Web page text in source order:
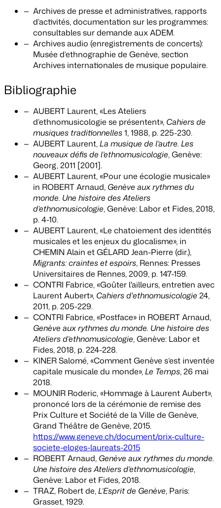
Archives de presse et administratives, rapports
d’activités, documentation sur les programmes:
consultables sur demande aux ADEM.
Archives audio (enregistrements de concerts):
Musée d’ethnographie de Genève, section
Archives internationales de musique populaire.
Bibliographie
AUBERT Laurent, «Les Ateliers
d’ethnomusicologie se présentent», Cahiers de
musiques traditionnelles1, 1988, p. 225-230.
AUBERT Laurent,La musique de l’autre. Les
nouveaux défis de l’ethnomusicologie, Genève:
Georg, 2011 [2001].
AUBERT Laurent, «Pour une écologie musicale»
in ROBERT Arnaud, Genève aux rythmes du
monde. Une histoire des Ateliers
d’ethnomusicologie, Genève: Labor et Fides, 2018,
p. 4-10.
AUBERT Laurent, «Le chatoiement des identités
musicales et les enjeux du glocalisme», in
CHEMIN Alain et GÉLARD Jean-Pierre (dir.),
Migrants: craintes et espoirs, Rennes: Presses
Universitaires de Rennes, 2009, p. 147-159.
CONTRI Fabrice, «Goûter l'ailleurs, entretien avec
Laurent Aubert», Cahiers d'ethnomusicologie 24,
2011, p. 205-229.
CONTRI Fabrice, «Postface» in ROBERT Arnaud,
Genève aux rythmes du monde. Une histoire des
Ateliers d’ethnomusicologie, Genève: Labor et
Fides, 2018, p. 224-228.
KINER Salomé, «Comment Genève s’est inventée
capitale musicale du monde»,Le Temps, 26 mai
2018.
MOUNIR Roderic, «Hommage à Laurent Aubert»,
prononcé lors de la cérémonie de remise des
Prix Culture et Société de la Ville de Genève,
Grand Théâtre de Genève, 2015.
https://www.geneve.ch/document/prix-culture-
societe-eloges-laureats-2015
ROBERT Arnaud, Genève aux rythmes du monde.
Une histoire des Ateliers d’ethnomusicologie,
Genève: Labor et Fides, 2018.
TRAZ, Robert de,L’Esprit de Genève, Paris:
Grasset, 1929.